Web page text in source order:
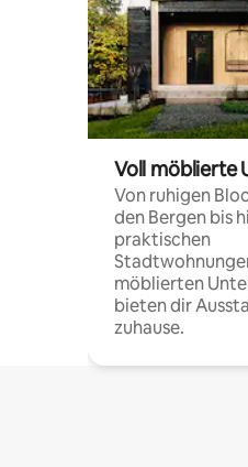
Voll möblierte
Von ruhigen
den Bergen bis
praktischen
möblierten
bieten dir
zuhause.